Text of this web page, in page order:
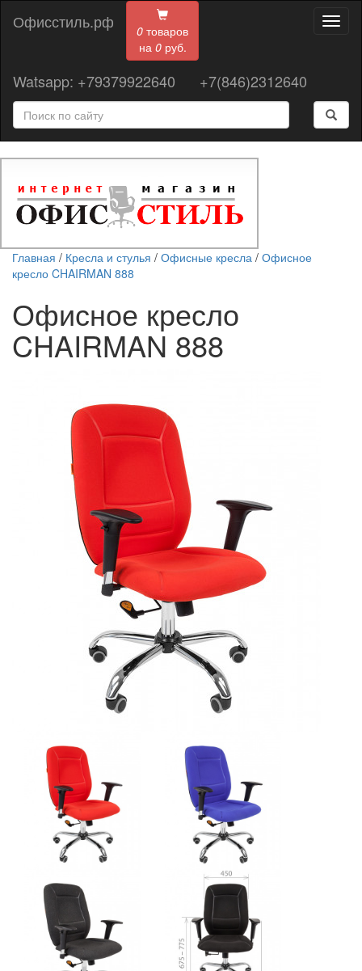
0 товаров
на 0руб.
Офисстиль.рф
Watsapp: +79379922640 +7(846)2312640
Главная / Кресла и стулья / Офисные кресла / Офисное
кресло CHAIRMAN 888
Офисное кресло
CHAIRMAN 888